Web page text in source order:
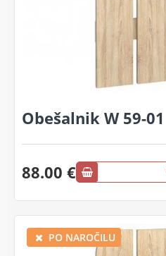
Obešalnik W 59-01
88.00 €
PO NAROČILU